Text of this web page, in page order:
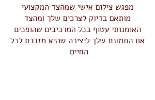
מפגש צילום אישי שמהצד המקצועי
מותאם בדיוק לצרכים שלך ומהצד
האומנותי עטוף בכל המרכיבים שהופכים
את התמונת שלך ליצירה שהיא מזכרת לכל
החיים